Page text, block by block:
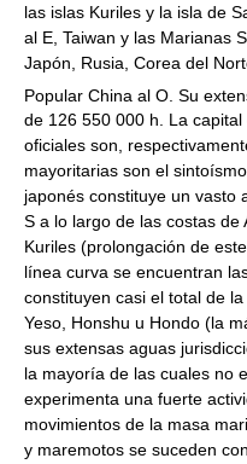
las islas Kuriles y la isla de
al E, Taiwan y las Marianas
Japón, Rusia, Corea del
Popular China al O. Su
de 126 550 000 h. La
oficiales son,
mayoritarias son el
japonés constituye un vasto
S a lo largo de las costas de
Kuriles (prolongación de
línea curva se encuentran
constituyen casi el total de
Yeso, Honshu u Hondo (la
sus extensas aguas
la mayoría de las cuales no
experimenta una fuerte
movimientos de la masa
y maremotos se suceden